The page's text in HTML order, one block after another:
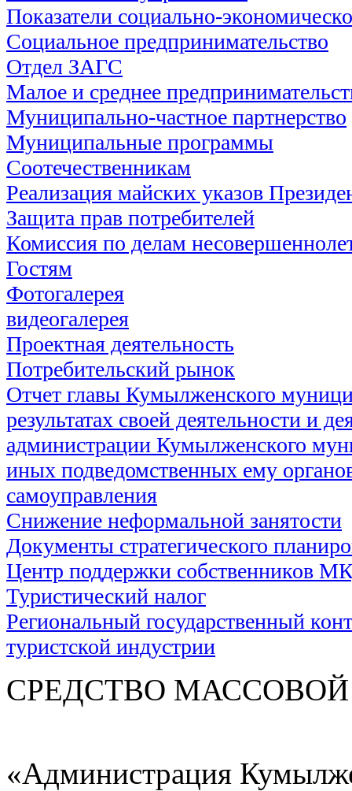
Показатели социально-
Социальное предпринимательство
Отдел ЗАГС
Малое и среднее
Муниципально-частное партнерство
Муниципальные программы
Соотечественникам
Реализация майских указов
Защита прав потребителей
Комиссия по делам
Гостям
Фотогалерея
видеогалерея
Проектная деятельность
Потребительский рынок
Отчет главы Кумылженского
результатах своей деятельности и
администрации Кумылженского
иных подведомственных ему
самоуправления
Снижение неформальной занятости
Документы стратегического
Центр поддержки собственников
Туристический налог
Региональный государственный
туристской индустрии
СРЕДСТВО
«Администрация